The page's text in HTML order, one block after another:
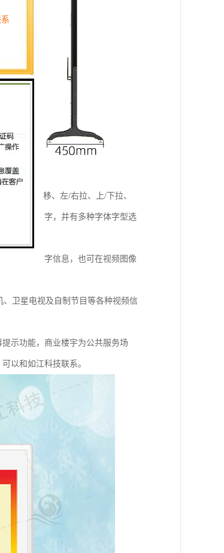
行上/下移、左/右拉、上/下拉、
及各种文字，并有多种字体字型选
上叠加文字信息，也可在视频图像
卫星电视及自制节目等各种视频信
示功能，商业楼宇为公共服务场
以和如江科技联系。